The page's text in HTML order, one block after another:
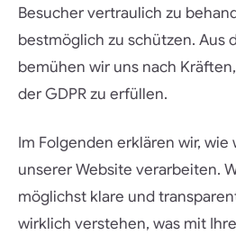
Besucher vertraulich zu
bestmöglich zu schützen. Aus
bemühen wir uns nach
der GDPR zu erfüllen.
Im Folgenden erklären wir, wie
unserer Website verarbeiten.
möglichst klare und
wirklich verstehen, was mit